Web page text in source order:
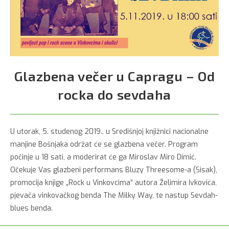
Glazbena večer u Capragu – Od
rocka do sevdaha
U utorak, 5. studenog 2019., u Središnjoj knjižnici nacionalne
manjine Bošnjaka održat će se glazbena večer. Program
počinje u 18 sati, a moderirat će ga Miroslav Miro Dimić.
Očekuje Vas glazbeni performans Bluzy Threesome-a (Sisak),
promocija knjige „Rock u Vinkovcima“ autora Želimira Ivkovića,
pjevača vinkovačkog benda The Milky Way, te nastup Sevdah-
blues benda.